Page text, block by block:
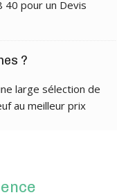
40 pour un Devis
?
large sélection de
au meilleur prix